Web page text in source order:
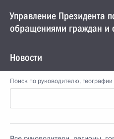
Управление Президента
обращениями граждан и
Новости
Поиск по руководителю,